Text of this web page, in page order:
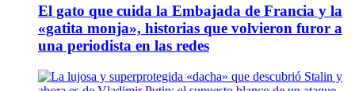
El gato que cuida la Embajada de Francia y la
«gatita monja», historias que volvieron furor a
una periodista en las redes